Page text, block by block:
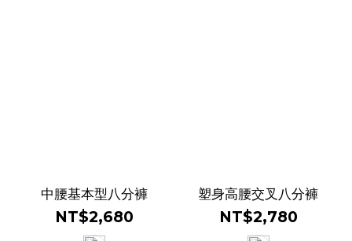
中腰基本型八分褲
NT$2,680
塑身高腰交叉八分褲
NT$2,780